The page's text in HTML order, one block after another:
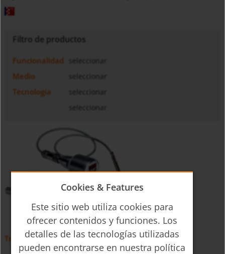
Filtro de productos
Funcionalidad
Medio
Tecnología
Transmisor de Temperatura TDA
Cookies & Features
Este sitio web utiliza cookies para
ofrecer contenidos y funciones. Los
detalles de las tecnologías utilizadas
pueden encontrarse en nuestra política